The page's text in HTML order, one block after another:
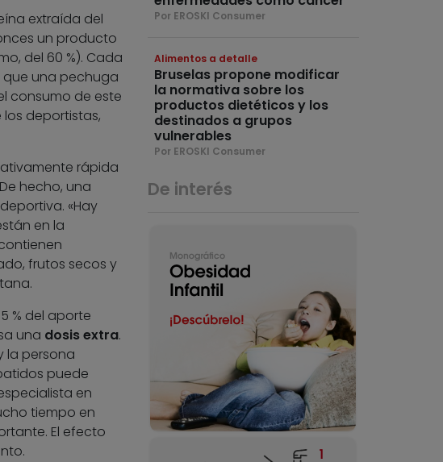
extraída del
un producto
del 60 %). Cada
que una pechuga
consumo de este
deportistas,
rápida
hecho, una
«Hay
en la
frutos secos y
% del aporte
una dosis extra.
la persona
puede
en
tiempo en
El efecto
Por EROSKI Consumer
Alimentos a detalle
Bruselas propone modificar
la normativa sobre los
productos dietéticos y los
destinados a grupos
vulnerables
Por EROSKI Consumer
De interés